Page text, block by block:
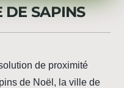
DE SAPINS
de proximité
de Noël, la ville de